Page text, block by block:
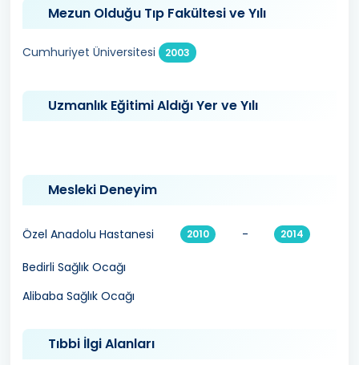
Mezun Olduğu Tıp Fakültesi ve Yılı
Cumhuriyet Üniversitesi 2003
Uzmanlık Eğitimi Aldığı Yer ve Yılı
Mesleki Deneyim
Özel Anadolu Hastanesi 2010 - 2014
Bedirli Sağlık Ocağı
Alibaba Sağlık Ocağı
Tıbbi İlgi Alanları